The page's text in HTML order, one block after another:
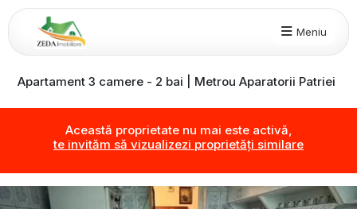
Meniu
Apartament 3 camere - 2 bai | Metrou Aparatorii Patriei
Această proprietate nu mai este activă,
te invităm să vizualizezi proprietăți similare